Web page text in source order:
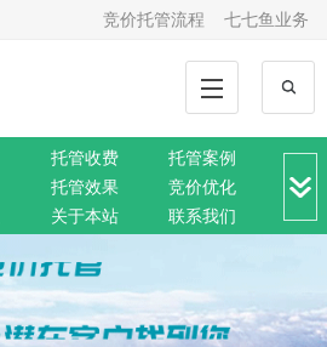
竞价托管流程 七七鱼业务
托管收费
托管案例
托管效果
竞价优化
关于本站
联系我们
神马托管
网络营销
SEO排名